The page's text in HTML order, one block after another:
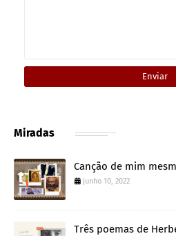
Miradas
Canção de mim
junho 10, 2022
Três poemas de